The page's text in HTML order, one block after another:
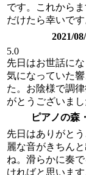
です。これから
だけたら幸いで
2021/
5.0
先日はお世話に
気になっていた
た。お陰様で調
がとうございまし
ピアノの森
先日はありがと
麗な音がきちん
ね。滑らかに奏
ければと思いま